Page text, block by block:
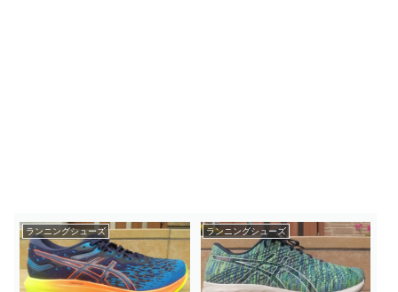
ランニングシューズ ランニングシューズ